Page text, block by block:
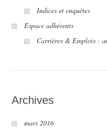
Indices et enquêtes
Espace adhérents
Carrières & Emplois :
Archives
mars 2016